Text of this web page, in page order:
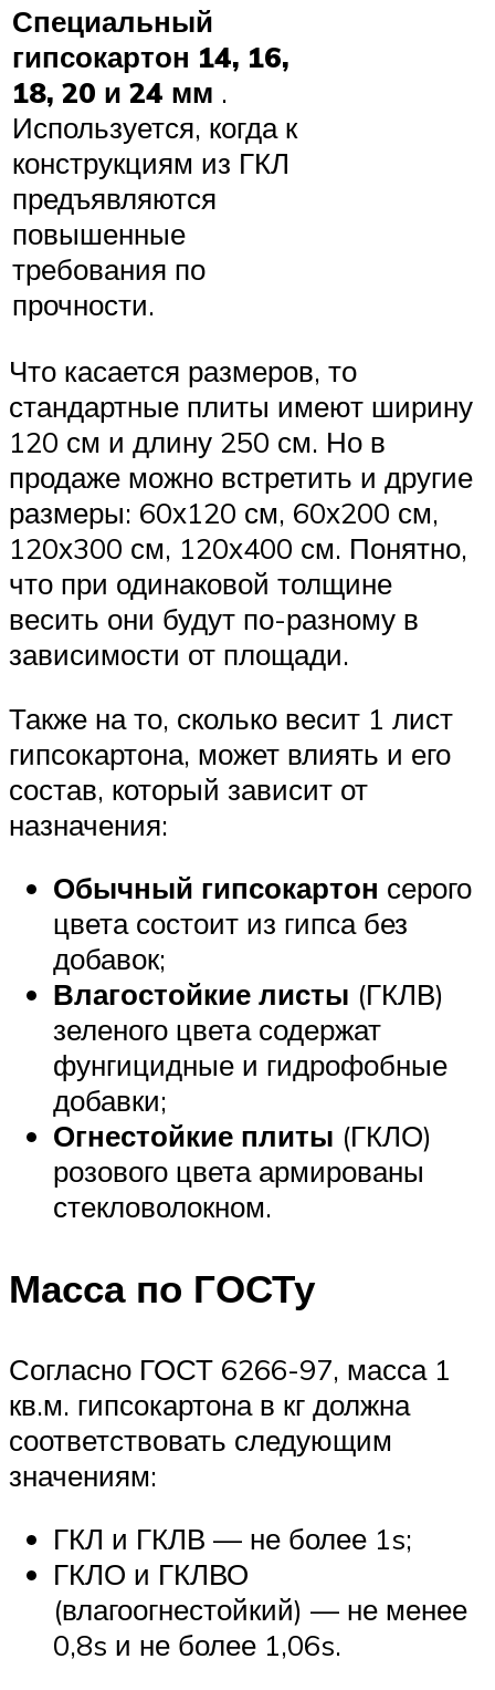
Специальный
гипсокартон 14, 16,
18, 20 и 24 мм .
Используется, когда к
конструкциям из ГКЛ
предъявляются
повышенные
требования по
прочности.
Что касается размеров, то
стандартные плиты имеют ширину
120 см и длину 250 см. Но в
продаже можно встретить и другие
размеры: 60х120 см, 60х200 см,
120х300 см, 120х400 см. Понятно,
что при одинаковой толщине
весить они будут по-разному в
зависимости от площади.
Также на то, сколько весит 1 лист
гипсокартона, может влиять и его
состав, который зависит от
назначения:
Обычный гипсокартон серого
цвета состоит из гипса без
добавок;
Влагостойкие листы (ГКЛВ)
зеленого цвета содержат
фунгицидные и гидрофобные
добавки;
Огнестойкие плиты (ГКЛО)
розового цвета армированы
стекловолокном.
Масса по ГОСТу
Согласно ГОСТ 6266-97, масса 1
кв.м. гипсокартона в кг должна
соответствовать следующим
значениям:
ГКЛ и ГКЛВ — не более 1s;
ГКЛО и ГКЛВО
(влагоогнестойкий) — не менее
0,8s и не более 1,06s.